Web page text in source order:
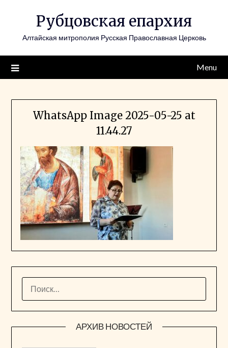
Рубцовская епархия
Алтайская митрополия Русская Православная Церковь
Menu
WhatsApp Image 2025-05-25 at
11.44.27
АРХИВ НОВОСТЕЙ